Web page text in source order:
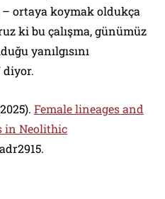
ortaya koymak oldukça
ki bu çalışma, günümüz
yanılgısını
diyor.
Female lineages and
in Neolithic